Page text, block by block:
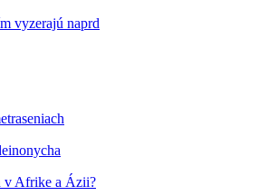
vyzerajú naprd
v Afrike a Ázii?